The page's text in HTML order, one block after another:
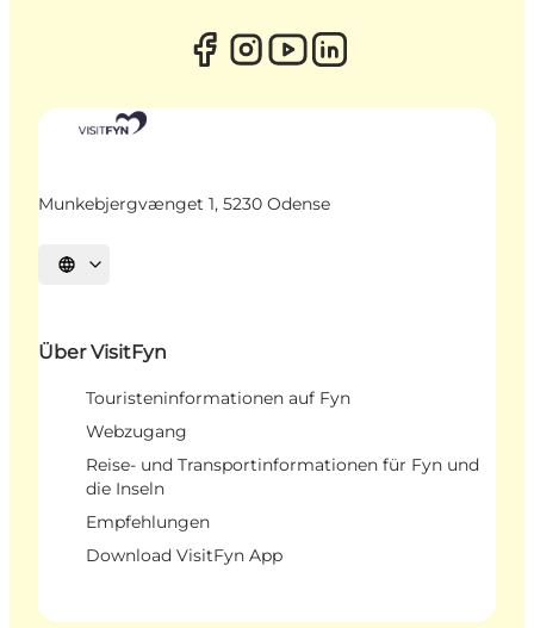
Munkebjergvænget 1, 5230 Odense
Sprache auswählen
Über VisitFyn
Touristeninformationen auf Fyn
Webzugang
Reise- und Transportinformationen für Fyn und
die Inseln
Empfehlungen
Download VisitFyn App